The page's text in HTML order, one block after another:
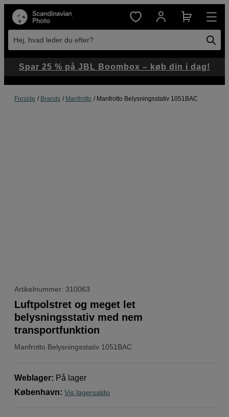
Hej, hvad leder du efter?
Forside Brands Manfrotto Manfrotto Belysningsstativ 1051BAC
Artikelnummer: 310063
Manfrotto Belysningsstativ 1051BAC
Luftpolstret og meget let
belysningsstativ med nem
transportfunktion
Weblager: På lager
København: Vis lagersaldo
Spar 25 % på JBL Boombox – køb din i dag!